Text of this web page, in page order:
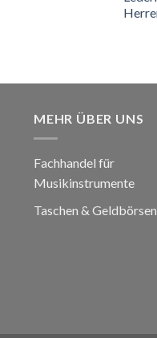
MEHR ÜBER UNS
Fachhandel für
Musikinstrumente
Taschen & Geldbörsen